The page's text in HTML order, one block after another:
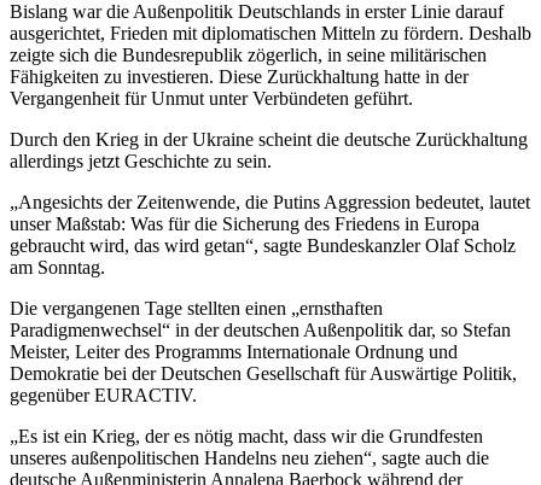
Bislang war die Außenpolitik Deutschlands in erster Linie darauf
ausgerichtet, Frieden mit diplomatischen Mitteln zu fördern. Deshalb
zeigte sich die Bundesrepublik zögerlich, in seine militärischen
Fähigkeiten zu investieren. Diese Zurückhaltung hatte in der
Vergangenheit für Unmut unter Verbündeten geführt.
Durch den Krieg in der Ukraine scheint die deutsche Zurückhaltung
allerdings jetzt Geschichte zu sein.
„Angesichts der Zeitenwende, die Putins Aggression bedeutet, lautet
unser Maßstab: Was für die Sicherung des Friedens in Europa
gebraucht wird, das wird getan“, sagte Bundeskanzler Olaf Scholz
am Sonntag.
Die vergangenen Tage stellten einen „ernsthaften
Paradigmenwechsel“ in der deutschen Außenpolitik dar, so Stefan
Meister, Leiter des Programms Internationale Ordnung und
Demokratie bei der Deutschen Gesellschaft für Auswärtige Politik,
gegenüber EURACTIV.
„Es ist ein Krieg, der es nötig macht, dass wir die Grundfesten
unseres außenpolitischen Handelns neu ziehen“, sagte auch die
deutsche Außenministerin Annalena Baerbock während der